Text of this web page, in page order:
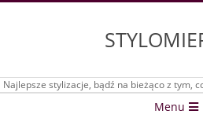
Najlepsze stylizacje, bądź na bieżąco z tym,
Menu